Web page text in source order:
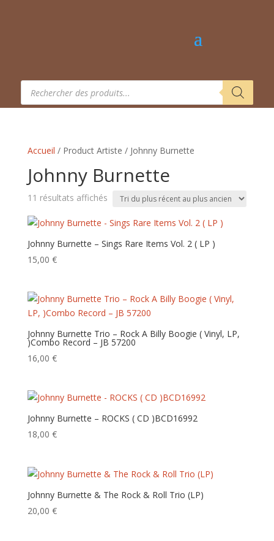
Recherche
produits
Accueil / Product Artiste / Johnny Burnette
Johnny Burnette
11 résultats affichésTrié
plus
récent
au
Johnny Burnette – Sings Rare Items Vol. 2 ( LP )
15,00 €
Johnny Burnette Trio – Rock A Billy Boogie ‎( Vinyl, LP,
)Combo Record – JB 57200
16,00 €
Johnny Burnette – ROCKS ( CD ) BCD16992
18,00 €
Johnny Burnette & The Rock & Roll Trio (LP)
20,00 €